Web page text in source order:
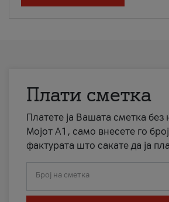
Плати сметка
Платете ја Вашата сметка без
Мојот А1, само внесете го
фактурата што сакате да ја
Број на сметка